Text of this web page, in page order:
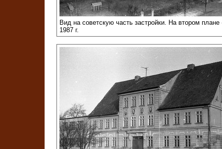
Вид на советскую часть застройки. На втором плане
1987 г.